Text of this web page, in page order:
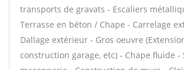
transports de gravats - Escaliers
Terrasse en béton / Chape - Carrelage
Dallage extérieur - Gros oeuvre
construction garage, etc) - Chape fluide -